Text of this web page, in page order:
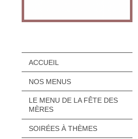
ACCUEIL
NOS MENUS
LE MENU DE LA FÊTE DES
MÈRES
SOIRÉES À THÈMES